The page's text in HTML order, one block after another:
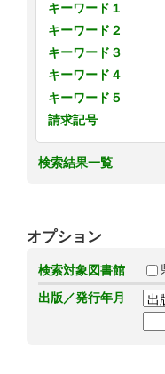
キーワード１
キーワード２
キーワード３
キーワード４
キーワード５
請求記号
検索結果一覧
オプション
検索対象図書館
出版／発行年月